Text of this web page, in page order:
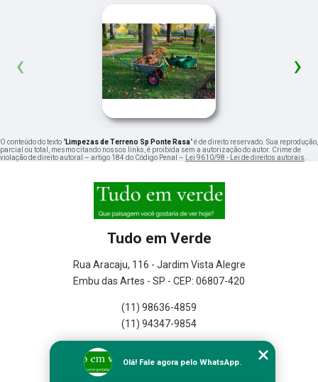
‹ ›
O conteúdo do texto "Limpezas de Terreno Sp Ponte Rasa" é de direito reservado. Sua reprodução,
parcial ou total, mesmo citando nossos links, é proibida sem a autorização do autor. Crime de
violação de direito autoral – artigo 184 do Código Penal – Lei 9610/98 - Lei de direitos autorais.
Tudo em Verde
Rua Aracaju, 116 - Jardim Vista Alegre
Embu das Artes - SP - CEP: 06807-420
(11) 98636-4859
(11) 94347-9854
Empresa
Olá! Fale agora pelo WhatsApp.